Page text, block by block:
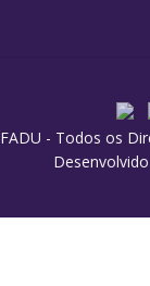
FADU - Todos os